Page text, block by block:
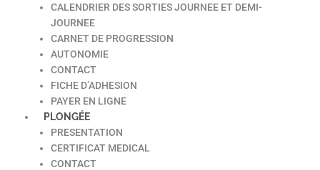
CALENDRIER DES SORTIES JOURNEE ET DEMI-
JOURNEE
CARNET DE PROGRESSION
AUTONOMIE
CONTACT
FICHE D’ADHESION
PAYER EN LIGNE
PLONGÉE
PRESENTATION
CERTIFICAT MEDICAL
CONTACT